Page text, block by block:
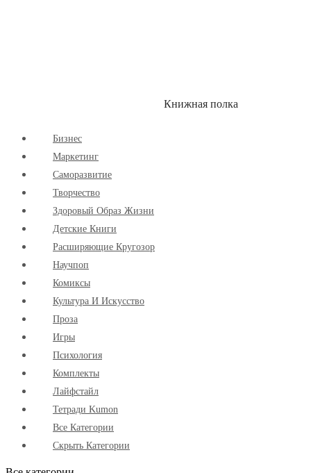
Книжная полка
Бизнес
Маркетинг
Cаморазвитие
Творчество
Здоровый Образ Жизни
Детские Книги
Расширяющие Кругозор
Научпоп
Комиксы
Культура И Искусство
Проза
Игры
Психология
Комплекты
Лайфстайл
Тетради Kumon
Все Категории
Скрыть Категории